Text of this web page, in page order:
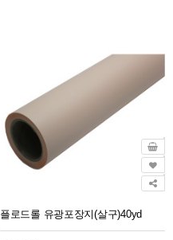
플로드롤 유광포장지(살구)40yd